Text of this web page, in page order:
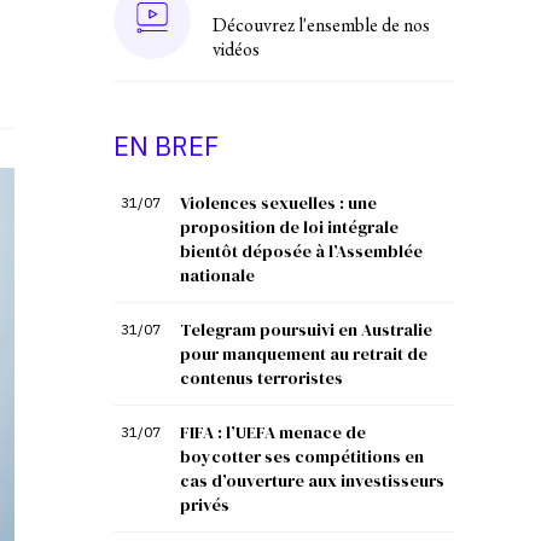
Découvrez l'ensemble de nos
vidéos
EN BREF
31/07
Violences sexuelles : une
proposition de loi intégrale
bientôt déposée à l’Assemblée
nationale
31/07
Telegram poursuivi en Australie
pour manquement au retrait de
contenus terroristes
31/07
FIFA : l’UEFA menace de
boycotter ses compétitions en
cas d’ouverture aux investisseurs
privés